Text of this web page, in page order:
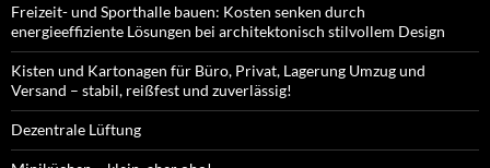
Freizeit- und Sporthalle bauen: Kosten senken durch
energieeffiziente Lösungen bei architektonisch stilvollem Design
Kisten und Kartonagen für Büro, Privat, Lagerung Umzug und
Versand – stabil, reißfest und zuverlässig!
Dezentrale Lüftung